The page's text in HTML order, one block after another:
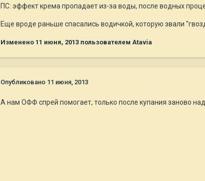
ПС: эффект крема пропадает из-за воды, после водных
Еще вроде раньше спасались водичкой, которую звали
Изменено 11 июня, 2013 пользователем Atavia
Опубликовано 11 июня, 2013
А нам ОФФ спрей помогает, только после купания заново